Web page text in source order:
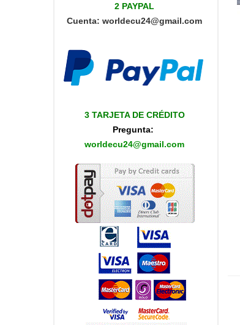
2 PAYPAL
Cuenta: worldecu24@gmail.com
3 TARJETA DE CRÉDITO
Pregunta:
worldecu24@gmail.com